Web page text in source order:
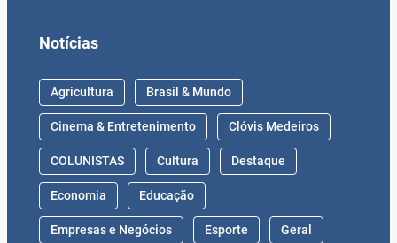
Notícias
Agricultura Brasil & Mundo
Cinema & Entretenimento Clóvis Medeiros
COLUNISTAS Cultura Destaque
Economia Educação
Empresas e Negócios Esporte Geral